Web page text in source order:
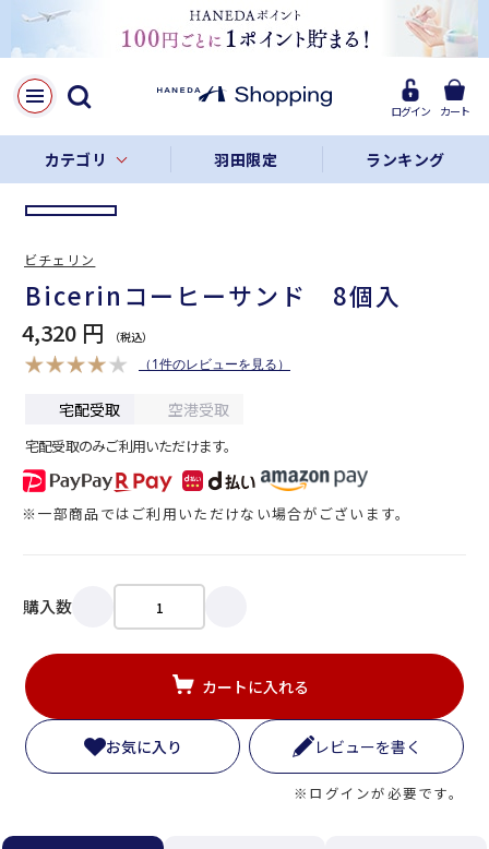
ログイン カート
カテゴリ 羽田限定 ランキング
LINE
Facebook
リンクをコピー
Bicerinコーヒーサンド 8個入
4,320 円
（1件のレビューを見る）
宅配受取 空港受取
宅配受取のみご利用いただけます。
※一部商品ではご利用いただけない場合がございます。
購入数
カートに入れる
お気に入り レビューを書く
※ログインが必要です。
ビチェリン